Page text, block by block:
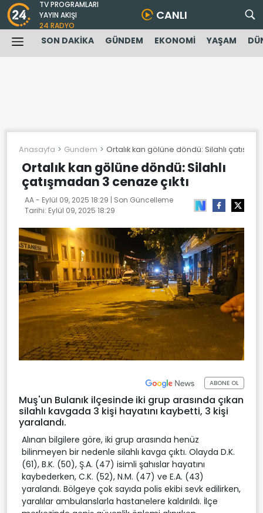
TV PROGRAMLARI
YAYIN AKIŞI
24 RADYO
CANLI
SON DAKİKA GÜNDEM EKONOMİ YAŞAM
Anasayfa Gundem Ortalık kan gölüne döndü: Silahlı
Ortalık kan gölüne döndü: Silahlı
çatışmadan 3 cenaze çıktı
AA - Eylül 09, 2025 18:29 | Son Güncelleme
Tarihi: Eylül 09, 2025 18:29
ABONE OL
Muş'un Bulanık ilçesinde iki grup arasında çıkan
silahlı kavgada 3 kişi hayatını kaybetti, 3 kişi
yaralandı.
Alınan bilgilere göre, iki grup arasında henüz
bilinmeyen bir nedenle silahlı kavga çıktı. Olayda D.K.
(61), B.K. (50), Ş.A. (47) isimli şahıslar hayatını
kaybederken, C.K. (52), N.M. (47) ve E.A. (43)
yaralandı. Bölgeye çok sayıda polis ekibi sevk edilirken,
yaralılar ambulanslarla hastanelere kaldırıldı. İlçe